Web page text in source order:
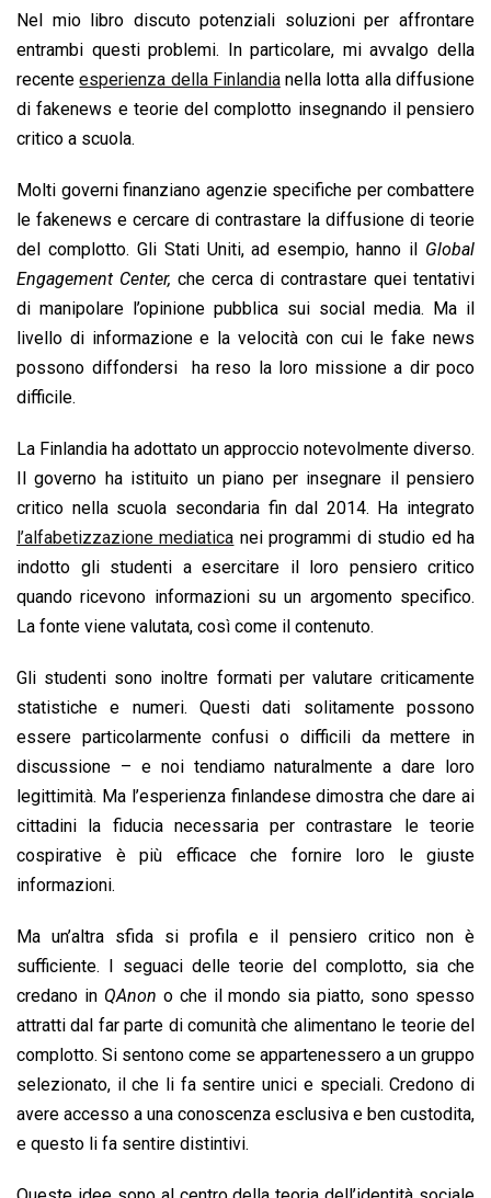
Nel mio libro discuto potenziali soluzioni per affrontare
entrambi questi problemi. In particolare, mi avvalgo della
recenteesperienza della Finlandianella lotta alla diffusione
di fakenews e teorie del complotto insegnando il pensiero
critico a scuola.
Molti governi finanziano agenzie specifiche per combattere
le fakenews e cercare di contrastare la diffusione di teorie
del complotto. Gli Stati Uniti, ad esempio, hanno il Global
Engagement Center, che cerca di contrastare quei tentativi
di manipolare l’opinione pubblica sui social media. Ma il
livello di informazione e la velocità con cui le fake news
possono diffondersi ha reso la loro missione a dir poco
difficile.
La Finlandia ha adottato un approccio notevolmente diverso.
Il governo ha istituito un piano per insegnare il pensiero
critico nella scuola secondaria fin dal 2014. Ha integrato
l’alfabetizzazione mediatica nei programmi di studio ed ha
indotto gli studenti a esercitare il loro pensiero critico
quando ricevono informazioni su un argomento specifico.
La fonte viene valutata, così come il contenuto.
Gli studenti sono inoltre formati per valutare criticamente
statistiche e numeri. Questi dati solitamente possono
essere particolarmente confusi o difficili da mettere in
discussione – e noi tendiamo naturalmente a dare loro
legittimità. Ma l’esperienza finlandese dimostra che dare ai
cittadini la fiducia necessaria per contrastare le teorie
cospirative è più efficace che fornire loro le giuste
informazioni.
Ma un’altra sfida si profila e il pensiero critico non è
sufficiente. I seguaci delle teorie del complotto, sia che
credano in QAnon o che il mondo sia piatto, sono spesso
attratti dal far parte di comunità che alimentano le teorie del
complotto. Si sentono come se appartenessero a un gruppo
selezionato, il che li fa sentire unici e speciali. Credono di
avere accesso a una conoscenza esclusiva e ben custodita,
e questo li fa sentire distintivi.